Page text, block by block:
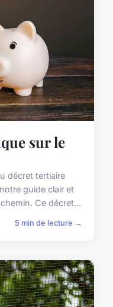
sur le
décret tertiaire
guide clair et
Ce décret...
5 min de lecture →